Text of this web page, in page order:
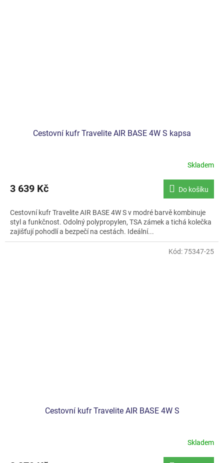
Cestovní kufr Travelite AIR BASE 4W S kapsa
produktu
je
z
5
hvězdiček.
Skladem
3 639 Kč Do košíku
Cestovní kufr Travelite AIR BASE 4W S v modré barvě kombinuje
styl a funkčnost. Odolný polypropylen, TSA zámek a tichá kolečka
zajišťují pohodlí a bezpečí na cestách. Ideální...
Cestovní kufr Travelite AIR BASE 4W S
Skladem
Kód:75347-25